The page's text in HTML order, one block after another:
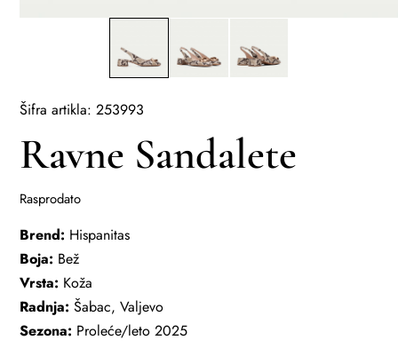
Šifra artikla: 253993
Ravne Sandalete
Rasprodato
Brend: Hispanitas
Boja: Bež
Vrsta: Koža
Radnja: Šabac, Valjevo
Sezona: Proleće/leto 2025